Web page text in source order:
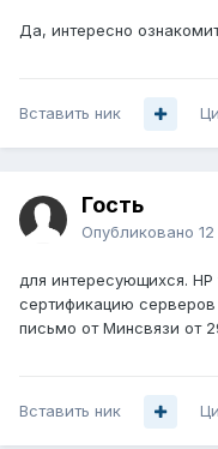
Да, интересно
Вставить ник
Гость
Опубликовано
для интересующихся.
сертификацию серверов
письмо от Минсвязи от
Вставить ник